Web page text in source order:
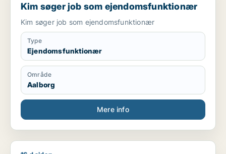
Kim søger job som ejendomsfunktionær
Kim søger job som ejendomsfunktionær
Type
Ejendomsfunktionær
Område
Aalborg
Mere info